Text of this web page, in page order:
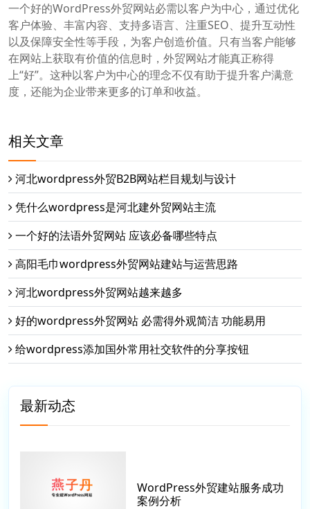
一个好的WordPress外贸网站必需以客户为中心，通过优化
客户体验、丰富内容、支持多语言、注重SEO、提升互动性
以及保障安全性等手段，为客户创造价值。只有当客户能够
在网站上获取有价值的信息时，外贸网站才能真正称得
上“好”。这种以客户为中心的理念不仅有助于提升客户满意
度，还能为企业带来更多的订单和收益。
相关文章
河北wordpress外贸B2B网站栏目规划与设计
凭什么wordpress是河北建外贸网站主流
一个好的法语外贸网站 应该必备哪些特点
高阳毛巾wordpress外贸网站建站与运营思路
河北wordpress外贸网站越来越多
好的wordpress外贸网站 必需得外观简洁 功能易用
给wordpress添加国外常用社交软件的分享按钮
最新动态
WordPress外贸建站服务成功
案例分析